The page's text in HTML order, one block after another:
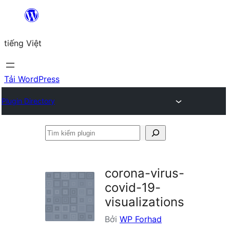
Chuyển
phần
nội
dung
tiếng Việt
Tải WordPress
Plugin Directory
Tìm
corona-virus-
covid-19-
visualizations
Bởi WP Forhad